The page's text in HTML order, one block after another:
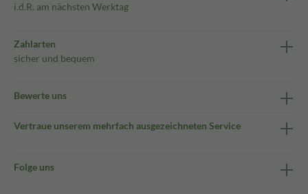
i.d.R. am nächsten Werktag
Zahlarten
sicher und bequem
Bewerte uns
Vertraue unserem mehrfach ausgezeichneten Service
Folge uns